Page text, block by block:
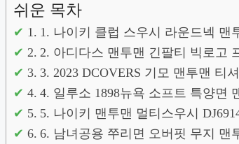
쉬운 목차
1. 나이키 클럽 스우시 라운드넥 맨
2. 아디다스 맨투맨 긴팔티 빅로고
3. 2023 DCOVERS 기모 맨투맨 티
4. 일루소 1898뉴욕 소프트 특양면
5. 나이키 맨투맨 멀티스우시
6. 남녀공용 쭈리면 오버핏 무지 맨